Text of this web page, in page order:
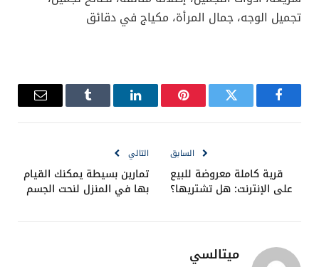
تجميل الوجه، جمال المرأة، مكياج في دقائق
فيسبوك تويتر بينتيريستلينكدإن Tumblr
البريد
السابق
قرية كاملة معروضة للبيع
على الإنترنت: هل تشتريها؟
التالي
تمارين بسيطة يمكنك القيام
بها في المنزل لنحت الجسم
ميتالسي